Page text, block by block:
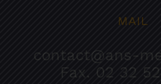
MAIL
contact@ans-
Fax. 02 32 52